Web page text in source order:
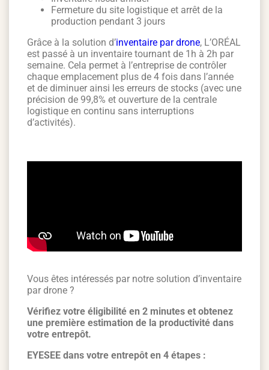
Fermeture du site logistique et arrêt de la
production pendant 3 jours
Grâce à la solution d’inventaire par drone, L’ORÉAL
est passé à un inventaire tournant de 1h à 2h par
semaine. Cela permet à l’entreprise de contrôler
chaque emplacement plus de 4 fois dans l’année
et de diminuer ainsi les erreurs de stocks (avec une
précision de 99,8% et ouverture de la centrale
logistique en continu sans interruptions
d’activités).
Vous êtes intéressés par notre solution d’inventaire
par drone ?
Vérifiez votre éligibilité en 2 minutes et obtenez
une première estimation de la productivité dans
votre entrepôt.
EYESEE dans votre entrepôt en 4 étapes :